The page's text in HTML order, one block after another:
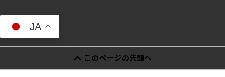
JA
このページの先頭へ